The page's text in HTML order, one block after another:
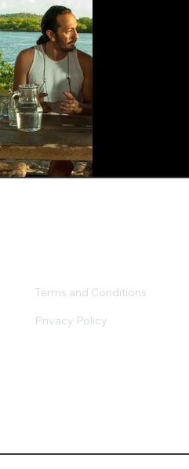
Terms and Conditions
Privacy Policy